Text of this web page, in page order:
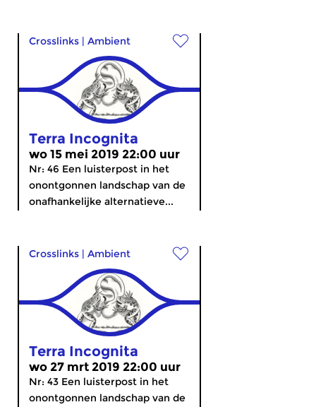
Crosslinks | Ambient
Terra Incognita
wo 15 mei 2019 22:00 uur
Nr: 46 Een luisterpost in het
onontgonnen landschap van de
onafhankelijke alternatieve...
Crosslinks | Ambient
Terra Incognita
wo 27 mrt 2019 22:00 uur
Nr: 43 Een luisterpost in het
onontgonnen landschap van de